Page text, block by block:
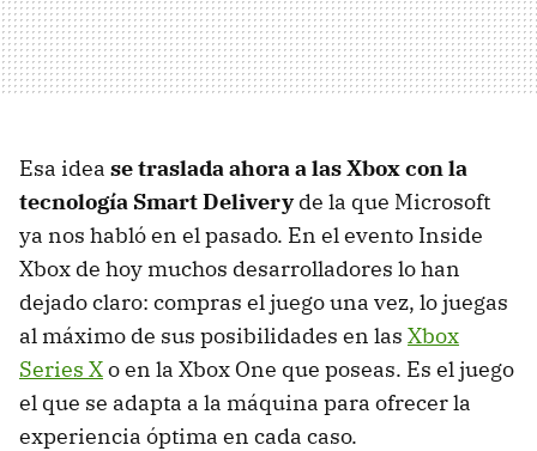
Esa idea se traslada ahora a las Xbox con la
tecnología Smart Deliveryde la que Microsoft
ya nos habló en el pasado. En el evento Inside
Xbox de hoy muchos desarrolladores lo han
dejado claro: compras el juego una vez, lo juegas
al máximo de sus posibilidades en las Xbox
Series Xo en la Xbox One que poseas. Es el juego
el que se adapta a la máquina para ofrecer la
experiencia óptima en cada caso.